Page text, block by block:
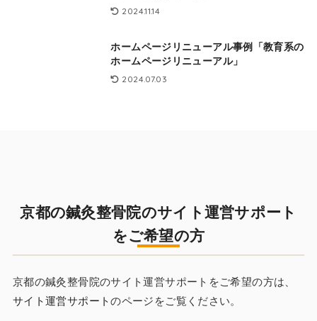
2024.11.14
ホームページリニューアル事例「教育系の
ホームページリニューアル」
2024.07.03
京都の鍼灸整骨院のサイト運営サポート
をご希望の方
京都の鍼灸整骨院のサイト運営サポートをご希望の方は、
サイト運営サポートのページをご覧ください。